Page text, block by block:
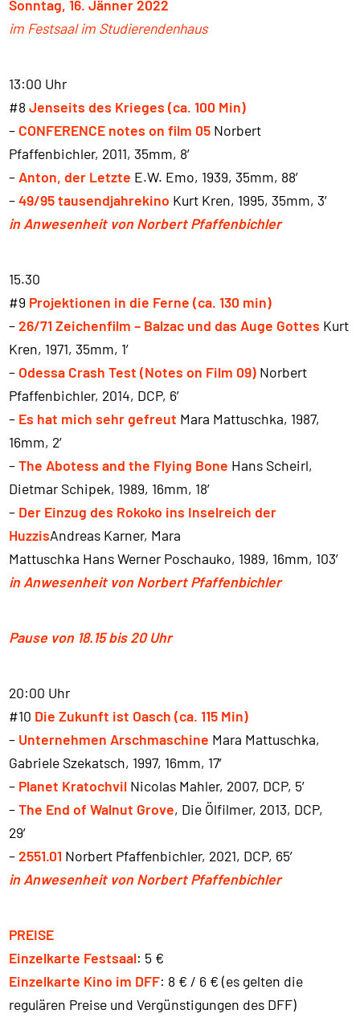
Sonntag, 16. Jänner 2022
im Festsaal im Studierendenhaus
13:00 Uhr
#8Jenseits des Krieges (ca. 100 Min)
– CONFERENCE notes on film 05 Norbert
Pfaffenbichler, 2011, 35mm, 8′
– Anton, der Letzte E.W. Emo, 1939, 35mm, 88′
–49/95 tausendjahrekino Kurt Kren, 1995, 35mm, 3′
in Anwesenheit von Norbert Pfaffenbichler
15.30
#9 Projektionen in die Ferne (ca. 130 min)
–26/71 Zeichenfilm – Balzac und das Auge Gottes Kurt
Kren, 1971, 35mm, 1′
– Odessa Crash Test (Notes on Film 09) Norbert
Pfaffenbichler, 2014, DCP, 6′
– Es hat mich sehr gefreut Mara Mattuschka, 1987,
16mm, 2′
–The Abotess and the Flying Bone Hans Scheirl,
Dietmar Schipek, 1989, 16mm, 18′
– Der Einzug des Rokoko ins Inselreich der
HuzzisAndreas Karner, Mara
Mattuschka Hans Werner Poschauko, 1989, 16mm, 103′
in Anwesenheit von Norbert Pfaffenbichler
Pause von 18.15 bis 20 Uhr
20:00 Uhr
#10 Die Zukunft ist Oasch (ca. 115 Min)
– Unternehmen Arschmaschine Mara Mattuschka,
Gabriele Szekatsch, 1997, 16mm, 17′
– Planet Kratochvil Nicolas Mahler, 2007, DCP, 5′
–The End of Walnut Grove, Die Ölfilmer, 2013, DCP,
29′
–2551.01 Norbert Pfaffenbichler, 2021, DCP, 65′
in Anwesenheit von Norbert Pfaffenbichler
PREISE
Einzelkarte Festsaal: 5 €
Einzelkarte Kino im DFF: 8 € / 6 € (es gelten die
regulären Preise und Vergünstigungen des DFF)